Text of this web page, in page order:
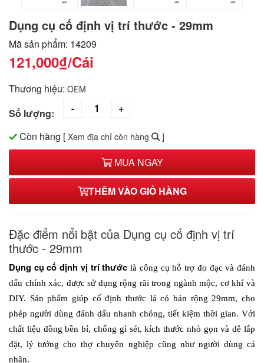
Dụng cụ cố định vị trí thước - 29mm
Mã sản phẩm: 14209
121,000₫/Cái
Thương hiệu: OEM
Số lượng:
Còn hàng [ Xem địa chỉ còn hàng ]
MUA NGAY
THÊM VÀO GIỎ HÀNG
Đặc điểm nổi bật của Dụng cụ cố định vị trí
thước - 29mm
Dụng cụ cố định vị trí thước là công cụ hỗ trợ đo đạc và đánh
dấu chính xác, được sử dụng rộng rãi trong ngành mộc, cơ khí và
DIY. Sản phẩm giúp cố định thước lá có bản rộng 29mm, cho
phép người dùng đánh dấu nhanh chóng, tiết kiệm thời gian. Với
chất liệu đồng bền bỉ, chống gỉ sét, kích thước nhỏ gọn và dễ lắp
đặt, lý tưởng cho thợ chuyên nghiệp cũng như người dùng cá
nhân.